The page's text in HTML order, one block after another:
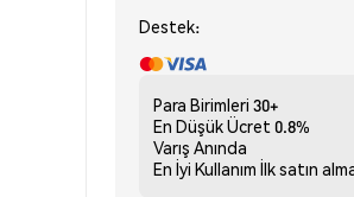
Destek:
Para Birimleri 30+
En Düşük Ücret 0.8%
Varış Anında
En İyi Kullanım İlk satın